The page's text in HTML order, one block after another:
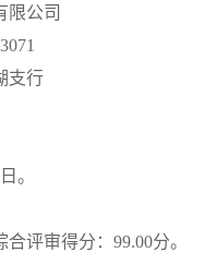
限公司
支行
。
评审得分： 99.00分。